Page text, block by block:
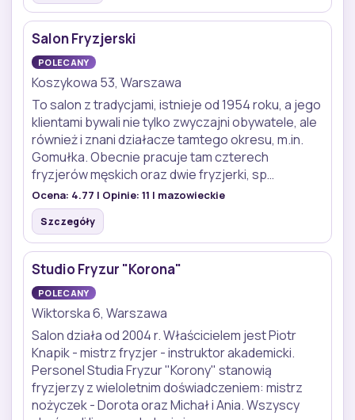
Salon Fryzjerski
POLECANY
Koszykowa 53, Warszawa
To salon z tradycjami, istnieje od 1954 roku, a jego
klientami bywali nie tylko zwyczajni obywatele, ale
również i znani działacze tamtego okresu, m.in.
Gomułka. Obecnie pracuje tam czterech
fryzjerów męskich oraz dwie fryzjerki, sp…
Ocena: 4.77 | Opinie: 11 | mazowieckie
Szczegóły
Studio Fryzur "Korona"
POLECANY
Wiktorska 6, Warszawa
Salon działa od 2004 r. Właścicielem jest Piotr
Knapik - mistrz fryzjer - instruktor akademicki.
Personel Studia Fryzur "Korony" stanowią
fryzjerzy z wieloletnim doświadczeniem: mistrz
nożyczek - Dorota oraz Michał i Ania. Wszyscy